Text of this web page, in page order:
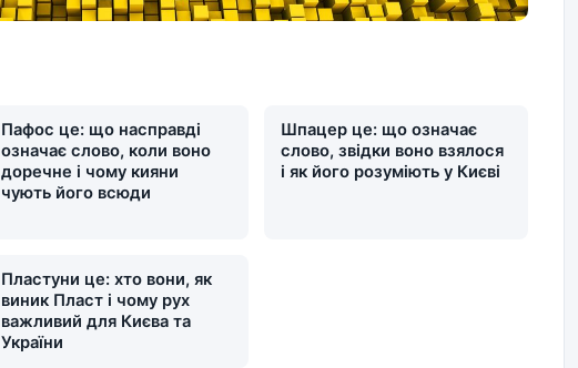
Пафос це: що насправді
означає слово, коли воно
доречне і чому кияни
чують його всюди
Шпацер це: що означає
слово, звідки воно взялося
і як його розуміють у Києві
Пластуни це: хто вони, як
виник Пласт і чому рух
важливий для Києва та
України